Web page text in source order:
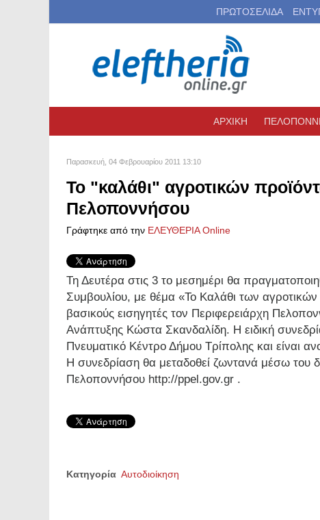
ΠΡΩΤΟΣΕΛΙΔΑ
ΑΡΧΙΚΗ
Παρασκευή, 04 Φεβρουαρίου 2011 13:10
Το "καλάθι" αγροτικών
Πελοποννήσου
Γράφτηκε από την ΕΛΕΥΘΕΡΙΑ Online
Τη Δευτέρα στις 3 το μεσημέρι θα
Συμβουλίου, με θέμα «Το Καλάθι των
βασικούς εισηγητές τον Περιφερειάρχη
Ανάπτυξης Κώστα Σκανδαλίδη. Η ειδική
Πνευματικό Κέντρο Δήμου Τρίπολης και είναι
Η συνεδρίαση θα μεταδοθεί ζωντανά μέσω του
Πελοποννήσου http://ppel.gov.gr .
Κατηγορία Αυτοδιοίκηση